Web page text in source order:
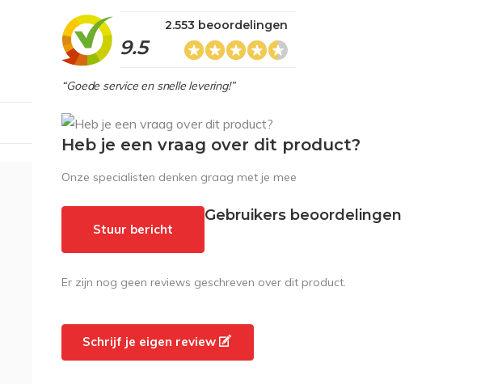
9.5
2.553 beoordelingen
“Goede service en snelle levering!”
Heb je een vraag over dit product?
Onze specialisten denken graag met je mee
Stuur bericht
Gebruikers beoordelingen
Er zijn nog geen reviews geschreven over dit product.
Schrijf je eigen review